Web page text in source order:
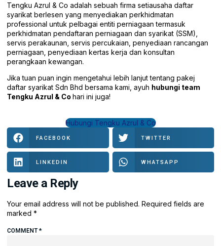
Tengku Azrul & Co adalah sebuah firma setiausaha daftar
syarikat berlesen yang menyediakan perkhidmatan
professional untuk pelbagai entiti perniagaan termasuk
perkhidmatan pendaftaran perniagaan dan syarikat (SSM),
servis perakaunan, servis percukaian, penyediaan rancangan
perniagaan, penyediaan kertas kerja dan konsultan
perangkaan kewangan.
Jika tuan puan ingin mengetahui lebih lanjut tentang pakej
daftar syarikat Sdn Bhd bersama kami, ayuh hubungi team
Tengku Azrul & Co hari ini juga!
Hubungi Tengku Azrul & Co
FACEBOOK TWITTER
LINKEDIN WHATSAPP
Leave a Reply
Your email address will not be published. Required fields are
marked *
COMMENT*